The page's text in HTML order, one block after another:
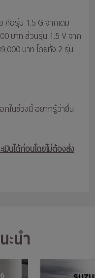
คือรุ่น 1.5 G จากเดิม
บาท ส่วนรุ่น 1.5 V จาก
บาท โดยทั้ง 2 รุ่น
ในช่วงนี้ อยากรู้ว่ายื่น
นได้ก่อนโดยไม่ต้องส่ง
นำ